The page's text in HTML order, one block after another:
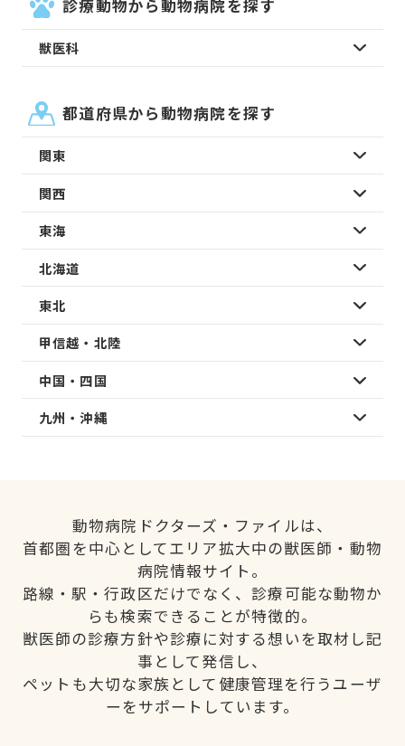
診療動物から動物病院を探す
獣医科
都道府県から動物病院を探す
関東
関西
東海
北海道
東北
甲信越・北陸
中国・四国
九州・沖縄
動物病院ドクターズ・ファイルは、
首都圏を中心としてエリア拡大中の獣医師・動物
病院情報サイト。
路線・駅・行政区だけでなく、診療可能な動物か
らも検索できることが特徴的。
獣医師の診療方針や診療に対する想いを取材し記
事として発信し、
ペットも大切な家族として健康管理を行うユーザ
ーをサポートしています。